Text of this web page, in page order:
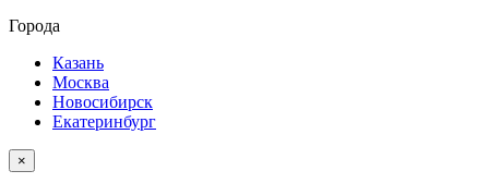
Города
Казань
Москва
Новосибирск
Екатеринбург
×